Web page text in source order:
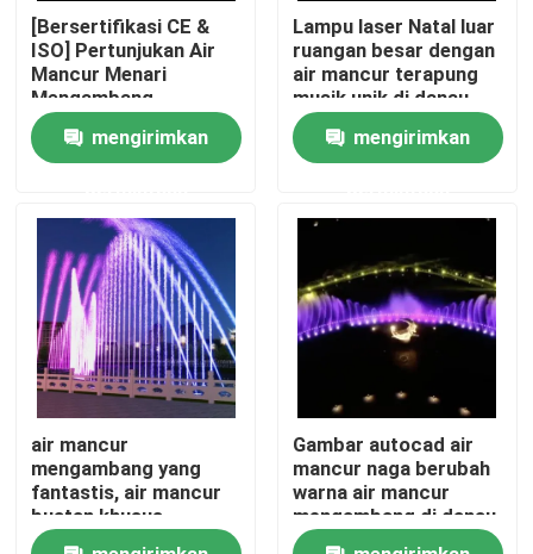
Tentang kita
Wisata pabrik
Kontrol kualitas
Hubungi kami
Quote request suatu
air mancur mengambang
Air Mancur Danau
air mancur musikal
[Bersertifikasi CE &
ISO] Pertunjukan Air
Mancur Menari
Mengambang
mengirimkan
Lampu laser Natal luar
ruangan besar dengan
air mancur terapung
musik unik di danau
mengirimkan
air mancur
mengambang yang
fantastis, air mancur
buatan khusus
Gambar autocad air
mancur naga berubah
warna air mancur
mengambang di danau